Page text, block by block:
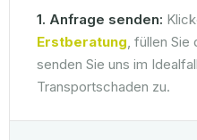
1. Anfrage senden:
Erstberatung, füllen Sie
senden Sie uns im
Transportschaden zu.